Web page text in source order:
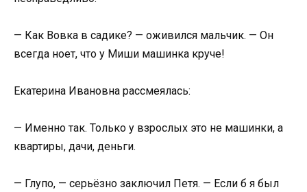
— Как Вовка в садике? — оживился мальчик. — Он
всегда ноет, что у Миши машинка круче!
Екатерина Ивановна рассмеялась:
— Именно так. Только у взрослых это не машинки, а
квартиры, дачи, деньги.
— Глупо, — серьёзно заключил Петя. — Если б я был